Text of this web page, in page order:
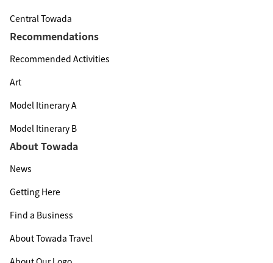
Central Towada
Recommendations
Recommended Activities
Art
Model Itinerary A
Model Itinerary B
About Towada
News
Getting Here
Find a Business
About Towada Travel